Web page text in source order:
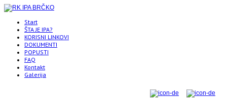
Start
ŠTA JE IPA?
KORISNI LINKOVI
DOKUMENTI
POPUSTI
FAQ
Kontakt
Galerija